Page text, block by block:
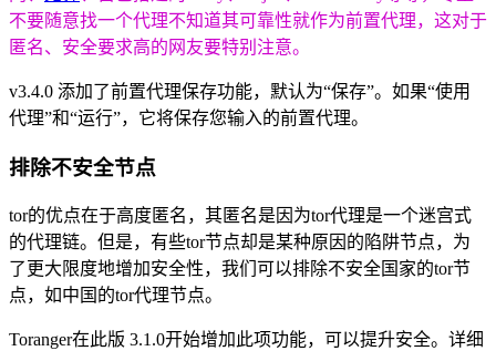
不要随意找一个代理不知道其可靠性就作为前置代理，这对于
匿名、安全要求高的网友要特别注意。
v3.4.0 添加了前置代理保存功能，默认为“保存”。如果“使用
代理”和“运行”，它将保存您输入的前置代理。
排除不安全节点
tor的优点在于高度匿名，其匿名是因为tor代理是一个迷宫式
的代理链。但是，有些tor节点却是某种原因的陷阱节点，为
了更大限度地增加安全性，我们可以排除不安全国家的tor节
点，如中国的tor代理节点。
Toranger在此版 3.1.0开始增加此项功能，可以提升安全。详细